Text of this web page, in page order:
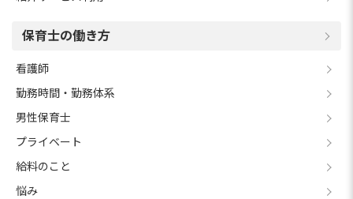
保育士の働き方
看護師
勤務時間・勤務体系
男性保育士
プライベート
給料のこと
悩み